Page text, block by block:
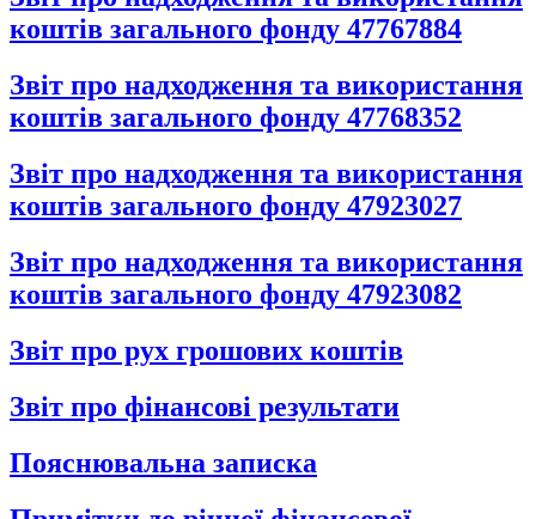
коштів загального фонду 47767884
Звіт про надходження та використання
коштів загального фонду 47768352
Звіт про надходження та використання
коштів загального фонду 47923027
Звіт про надходження та використання
коштів загального фонду 47923082
Звіт про рух грошових коштів
Звіт про фінансові результати
Пояснювальна записка